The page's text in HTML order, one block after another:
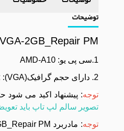
توضیحات
2GB_Repair PM
1.سی پی یو: AMD-A10
2. دارای حجم گرافیک(VGA): 2 گیگابایت
توجه: پیشنهاد اکید می شود
تصویر سالم لپ تاپ باید
توجه